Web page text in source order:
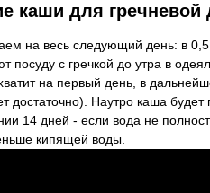
каши для гречневой
на весь следующий день: в
посуду с гречкой до утра в
на первый день, в
достаточно). Наутро каша
14 дней - если вода не
кипящей воды.